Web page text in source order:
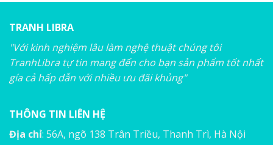
TRANH LIBRA
"Với kinh nghiệm lâu làm nghệ thuật chúng tôi
TranhLibra tự tin mang đến cho bạn sản phẩm tốt nhất
gía cả hấp dẫn với nhiều ưu đãi khủng"
THÔNG TIN LIÊN HỆ
Địa chỉ: 56A, ngõ 138 Trân Triều, Thanh Trì, Hà Nội